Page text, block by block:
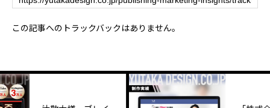
この記事へのトラックバックはありません。